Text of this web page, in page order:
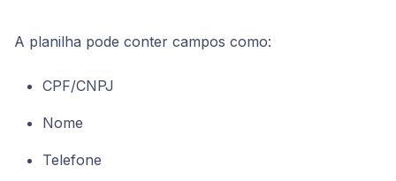
A planilha pode conter campos como:
CPF/CNPJ
Nome
Telefone